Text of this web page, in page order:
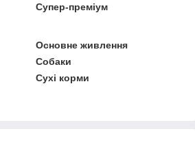
Супер-преміум
Основне живлення
Собаки
Сухі корми